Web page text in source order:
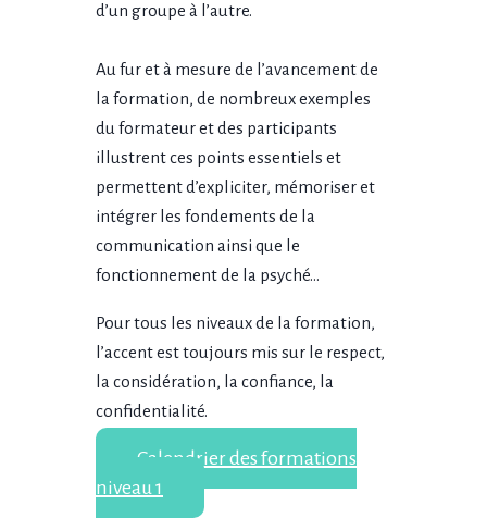
d’un groupe à l’autre.
Au fur et à mesure de l’avancement de
la formation, de nombreux exemples
du formateur et des participants
illustrent ces points essentiels et
permettent d’expliciter, mémoriser et
intégrer les fondements de la
communication ainsi que le
fonctionnement de la psyché…
Pour tous les niveaux de la formation,
l’accent est toujours mis sur le respect,
la considération, la confiance, la
confidentialité.
Calendrier des formations
niveau 1